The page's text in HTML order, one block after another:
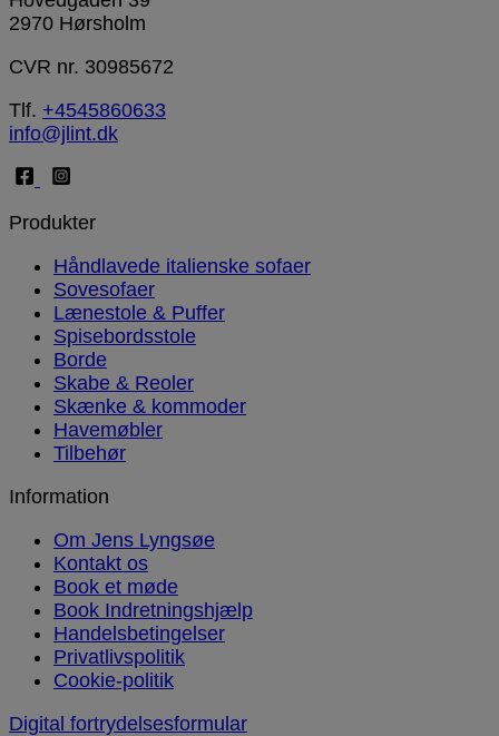
2970 Hørsholm
CVR nr. 30985672
Tlf. +4545860633
info@jlint.dk
Produkter
Håndlavede italienske sofaer
Sovesofaer
Lænestole & Puffer
Spisebordsstole
Borde
Skabe & Reoler
Skænke & kommoder
Havemøbler
Tilbehør
Information
Om Jens Lyngsøe
Kontakt os
Book et møde
Book Indretningshjælp
Handelsbetingelser
Privatlivspolitik
Cookie-politik
Digital fortrydelsesformular